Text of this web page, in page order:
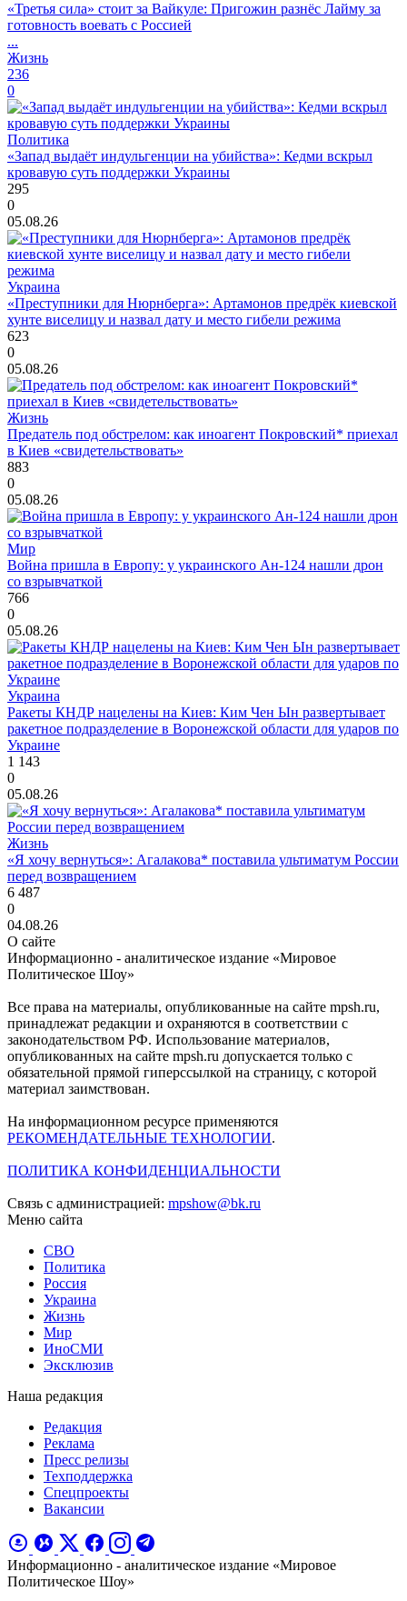
«Третья сила» стоит за Вайкуле: Пригожин разнёс Лайму за
готовность воевать с Россией
...
Жизнь
236
0
Политика
«Запад выдаёт индульгенции на убийства»: Кедми вскрыл
кровавую суть поддержки Украины
295
0
05.08.26
Украина
«Преступники для Нюрнберга»: Артамонов предрёк киевской
хунте виселицу и назвал дату и место гибели режима
623
0
05.08.26
Жизнь
Предатель под обстрелом: как иноагент Покровский* приехал
в Киев «свидетельствовать»
883
0
05.08.26
Мир
Война пришла в Европу: у украинского Ан-124 нашли дрон
со взрывчаткой
766
0
05.08.26
Украина
Ракеты КНДР нацелены на Киев: Ким Чен Ын развертывает
ракетное подразделение в Воронежской области для ударов по
Украине
1 143
0
05.08.26
Жизнь
«Я хочу вернуться»: Агалакова* поставила ультиматум России
перед возвращением
6 487
0
04.08.26
О сайте
Информационно - аналитическое издание «Мировое
Политическое Шоу»
Все права на материалы, опубликованные на сайте mpsh.ru,
принадлежат редакции и охраняются в соответствии с
законодательством РФ. Использование материалов,
опубликованных на сайте mpsh.ru допускается только с
обязательной прямой гиперссылкой на страницу, с которой
материал заимствован.
На информационном ресурсе применяются
РЕКОМЕНДАТЕЛЬНЫЕ ТЕХНОЛОГИИ.
ПОЛИТИКА КОНФИДЕНЦИАЛЬНОСТИ
Связь с администрацией: mpshow@bk.ru
Меню сайта
СВО
Политика
Россия
Украина
Жизнь
Мир
ИноСМИ
Эксклюзив
Наша редакция
Редакция
Реклама
Пресс релизы
Техподдержка
Спецпроекты
Вакансии
Информационно - аналитическое издание «Мировое
Политическое Шоу»